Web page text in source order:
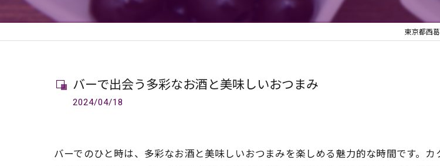
東京都西
バーで出会う多彩なお酒と美味しいおつまみ
2024/04/18
バーでのひと時は、多彩なお酒と美味しいおつまみを楽しめる魅力的な時間です。